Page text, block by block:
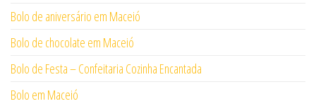
Bolo de aniversário em Maceió
Bolo de chocolate em Maceió
Bolo de Festa – Confeitaria Cozinha Encantada
Bolo em Maceió